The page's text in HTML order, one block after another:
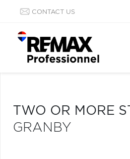
CONTACT US
TWO OR MORE
GRANBY